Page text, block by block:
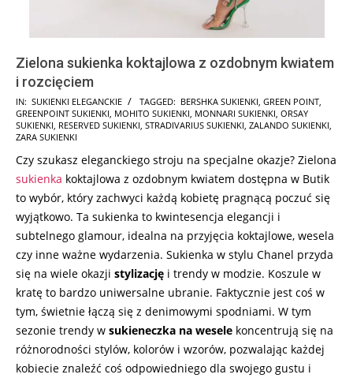
Zielona sukienka koktajlowa z ozdobnym kwiatem
i rozcięciem
2025-
02-
02
IN: SUKIENKI ELEGANCKIE TAGGED: BERSHKA SUKIENKI, GREEN POINT,
GREENPOINT SUKIENKI, MOHITO SUKIENKI, MONNARI SUKIENKI, ORSAY
SUKIENKI, RESERVED SUKIENKI, STRADIVARIUS SUKIENKI, ZALANDO SUKIENKI,
ZARA SUKIENKI
Czy szukasz eleganckiego stroju na specjalne okazje? Zielona
sukienka koktajlowa z ozdobnym kwiatem dostępna w Butik
to wybór, który zachwyci każdą kobietę pragnącą poczuć się
wyjątkowo. Ta sukienka to kwintesencja elegancji i
subtelnego glamour, idealna na przyjęcia koktajlowe, wesela
czy inne ważne wydarzenia. Sukienka w stylu Chanel przyda
się na wiele okazji stylizację i trendy w modzie. Koszule w
kratę to bardzo uniwersalne ubranie. Faktycznie jest coś w
tym, świetnie łączą się z denimowymi spodniami. W tym
sezonie trendy w sukieneczka na wesele koncentrują się na
różnorodności stylów, kolorów i wzorów, pozwalając każdej
kobiecie znaleźć coś odpowiedniego dla swojego gustu i